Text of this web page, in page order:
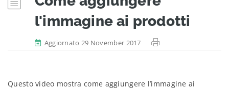
l'immagine ai prodotti
Aggiornato 29 November 2017
Questo video mostra come aggiungere l’immagine ai